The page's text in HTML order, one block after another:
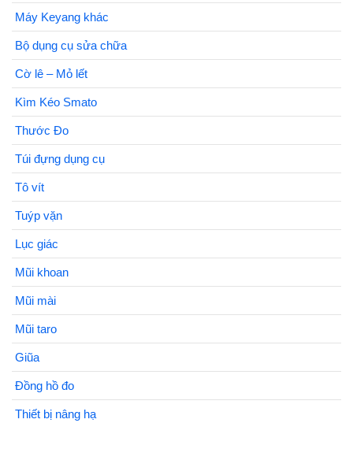
Máy Keyang khác
Bộ dụng cụ sửa chữa
Cờ lê – Mỏ lết
Kìm Kéo Smato
Thước Đo
Túi đựng dụng cụ
Tô vít
Tuýp vặn
Lục giác
Mũi khoan
Mũi mài
Mũi taro
Giũa
Đồng hồ đo
Thiết bị nâng hạ